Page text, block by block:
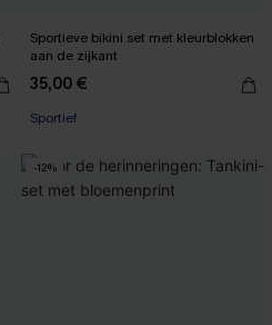
Sportieve bikini set met kleurblokken
aan de zijkant
35,00 €
Sportief
-12%